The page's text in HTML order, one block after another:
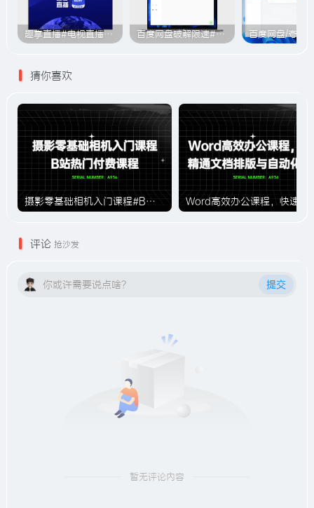
趣享直播#电视直播软件#2000+个超清直播频道#支持电视和安卓手机 百度网盘破解限速#突破官方限速#满速下载#A614
猜你喜欢
摄影零基础相机入门课程#B站付费课程#A936
评论 抢沙发
你或许需要说点啥？ 提交
暂无评论内容